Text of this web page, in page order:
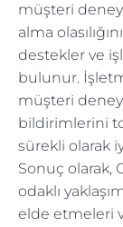
müşteri
alma
destekler ve
bulunur.
müşteri
bildirimlerini
sürekli olarak
Sonuç olarak,
odaklı
elde etmeleri